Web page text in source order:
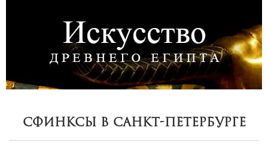
Сфинксы в Санкт-Петербурге